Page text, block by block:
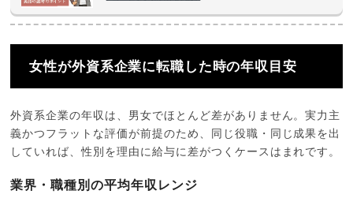
女性が外資系企業に転職した時の年収目安
外資系企業の年収は、男女でほとんど差がありません。実力主
義かつフラットな評価が前提のため、同じ役職・同じ成果を出
していれば、性別を理由に給与に差がつくケースはまれです。
業界・職種別の平均年収レンジ